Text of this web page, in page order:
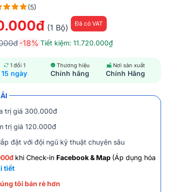
(5)
(1 Bộ) Đã có VAT
-18% Tiết kiệm: 11.720.000₫
1 đổi 1
15 ngày
Thương hiệu
Chính hãng
Nơi sản xuất
Chính Hãng
trị giá 300.000đ
trị giá 120.000đ
đặt với đội ngũ kỹ thuật chuyên sâu
khi Check-in Facebook & Map (Áp dụng hóa
tiết
tôi bán rẻ hơn